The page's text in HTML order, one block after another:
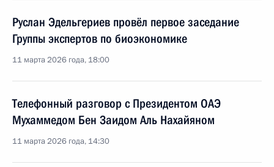
Руслан Эдельгериев провёл первое заседание
Группы экспертов по биоэкономике
11 марта 2026 года, 18:00
Телефонный разговор с Президентом ОАЭ
Мухаммедом Бен Заидом Аль Нахайяном
11 марта 2026 года, 14:30